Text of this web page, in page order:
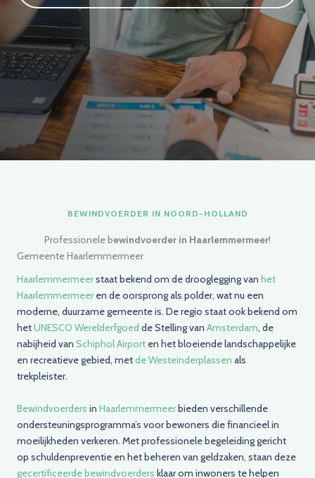
BEWINDVOERDER IN NOORD-HOLLAND
Professionele bewindvoerder in Haarlemmermeer!
Gemeente Haarlemmermeer
Haarlemmermeerstaat bekend om de drooglegging van het
Haarlemmermeeren de oorsprong als polder, wat nu een
moderne, duurzame gemeente is. De regio staat ook bekend om
hetUNESCO Werelderfgoed de Stelling van Amsterdam, de
nabijheid van Schiphol Airport en het bloeiende landschappelijke
en recreatieve gebied, metde Westeinderplassen als
trekpleister.
Bewindvoerders in Haarlemmermeerbieden verschillende
ondersteuningsprogramma’s voor bewoners die financieel in
moeilijkheden verkeren. Met professionele begeleiding gericht
op schuldenpreventie en het beheren van geldzaken, staan deze
gecertificeerde bewindvoerders klaar om inwoners te helpen